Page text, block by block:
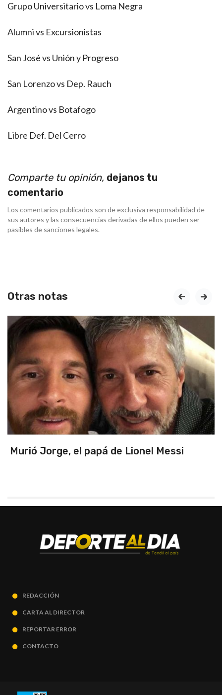
Grupo Universitario vs Loma Negra
Alumni vs Excursionistas
San José vs Unión y Progreso
San Lorenzo vs Dep. Rauch
Argentino vs Botafogo
Libre Def. Del Cerro
Comparte tu opinión, dejanos tu
comentario
Los comentarios publicados son de exclusiva responsabilidad de
sus autores y las consecuencias derivadas de ellos pueden ser
pasibles de sanciones legales.
Otras notas
Triunfo en un partidazo ante Chile y
prev next
REDACCIÓN
CARTA AL DIRECTOR
REPORTAR ERROR
CONTACTO